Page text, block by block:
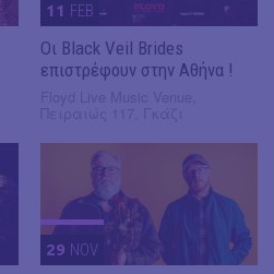
11 FEB
Οι Black Veil Brides
επιστρέφουν στην Αθήνα !
29 NOV